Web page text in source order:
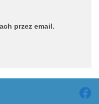
przez email.